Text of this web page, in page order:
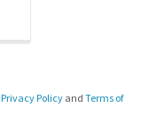
Privacy Policy and Terms of